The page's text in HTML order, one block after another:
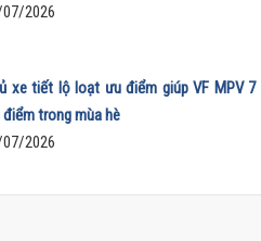
2026
xe tiết lộ loạt ưu điểm giúp VF MPV 7
điểm trong mùa hè
2026